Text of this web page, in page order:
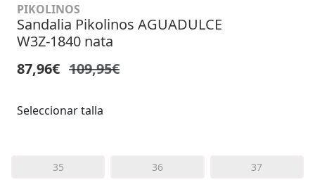
PIKOLINOS
Sandalia Pikolinos AGUADULCE
W3Z-1840 nata
87,96€ 109,95€
Seleccionar talla
35 36 37